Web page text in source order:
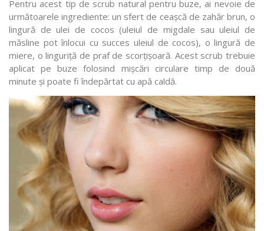
Pentru acest tip de scrub natural pentru buze, ai nevoie de
următoarele ingrediente: un sfert de ceașcă de zahăr brun, o
lingură de ulei de cocos (uleiul de migdale sau uleiul de
măsline pot înlocui cu succes uleiul de cocos), o lingură de
miere, o linguriță de praf de scorțișoară. Acest scrub trebuie
aplicat pe buze folosind mișcări circulare timp de două
minute și poate fi îndepărtat cu apă caldă.